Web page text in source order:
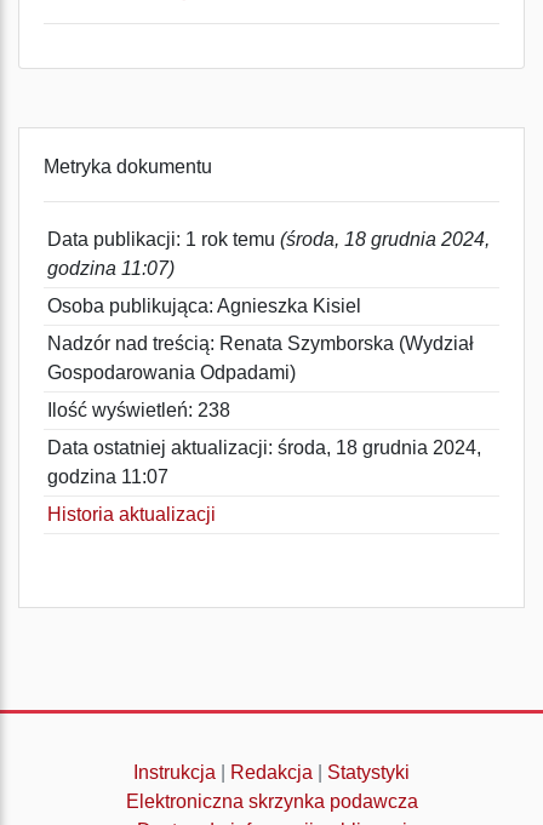
Metryka dokumentu
Data publikacji: 1 rok temu (środa, 18 grudnia 2024,
godzina 11:07)
Osoba publikująca: Agnieszka Kisiel
Nadzór nad treścią: Renata Szymborska (Wydział
Gospodarowania Odpadami)
Ilość wyświetleń: 238
Data ostatniej aktualizacji: środa, 18 grudnia 2024,
godzina 11:07
Historia aktualizacji
Instrukcja Redakcja
Statystyki
Elektroniczna skrzynka podawcza